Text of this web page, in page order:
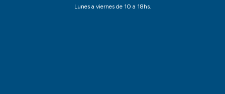
Lunes a viernes de 10 a 18hs.